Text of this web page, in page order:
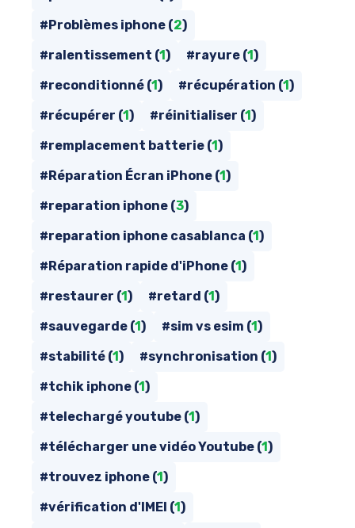
#Problèmes iphone (2)
#ralentissement (1) #rayure (1)
#reconditionné (1) #récupération (1)
#récupérer (1) #réinitialiser (1)
#remplacement batterie (1)
#Réparation Écran iPhone (1)
#reparation iphone (3)
#reparation iphone casablanca (1)
#Réparation rapide d'iPhone (1)
#restaurer (1) #retard (1)
#sauvegarde (1) #sim vs esim (1)
#stabilité (1) #synchronisation (1)
#tchik iphone (1)
#telechargé youtube (1)
#télécharger une vidéo Youtube (1)
#trouvez iphone (1)
#vérification d'IMEI (1)